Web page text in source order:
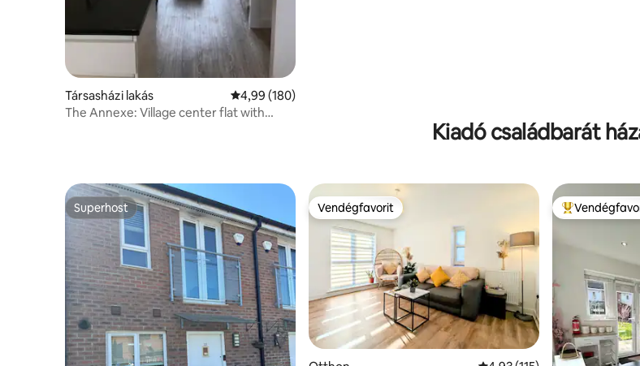
Társasházi lakás Átlagos értékelés: 5/4,99, 180 vélemény
4,99 (180)
The Annexe: Village center flat with
Kiadó családbarát
Superhost
Superhost Vendégfavorit
Vendégfavorit Kiemelt